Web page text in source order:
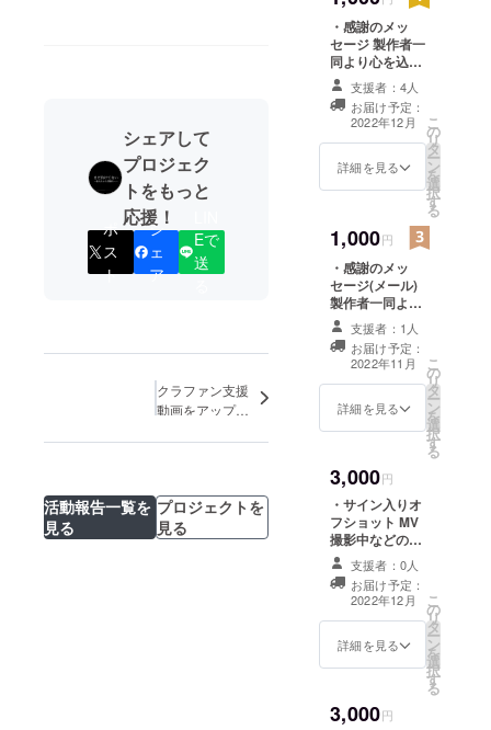
シェアして
プロジェク
トをもっと
応援！
ポ
ス
ト
シ
ェ
ア
Eで
送
クラファン支援
動画をアップし
活動報告一覧を
見る
プロジェクトを
見る
・感謝のメッ
セージ 製作者一
同より心を込め
て 感謝の手紙を
贈らせていただ
きます。
支援者：4人
お届け予定：
2022年12月
詳細を見る
こ
の
リ
タ
ー
ン
を
選
択
す
る
1,000円
・感謝のメッ
セージ(メール)
製作者一同より
心を込めて感謝
のメッセージを
送らせていただ
きます。
支援者：1人
お届け予定：
2022年11月
詳細を見る
こ
の
リ
タ
ー
ン
を
選
択
す
る
3,000円
・サイン入りオ
フショット MV
撮影中などのオ
フショットにな
ります。 ・感謝
のメッセージ 製
作者一同より心
を込めて 感謝の
手紙を贈らせて
支援者：0人
お届け予定：
2022年12月
詳細を見る
こ
の
リ
タ
ー
ン
を
選
択
す
る
3,000円